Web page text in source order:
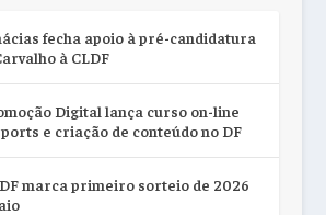
fecha apoio à pré-candidatura
à CLDF
Digital lança curso on-line
e criação de conteúdo no DF
marca primeiro sorteio de 2026